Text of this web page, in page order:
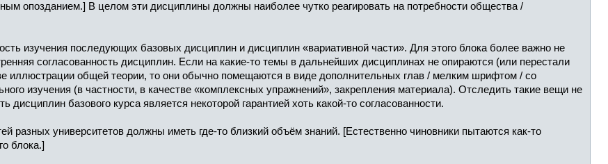
опозданием.] В целом эти дисциплины должны наиболее чутко реагировать на потребности общества /
изучения последующих базовых дисциплин и дисциплин «вариативной части». Для этого блока более важно не
согласованность дисциплин. Если на какие-то темы в дальнейших дисциплинах не опираются (или перестали
иллюстрации общей теории, то они обычно помещаются в виде дополнительных глав / мелким шрифтом / со
изучения (в частности, в качестве «комплексных упражнений», закрепления материала). Отследить такие вещи не
дисциплин базового курса является некоторой гарантией хоть какой-то согласованности.
разных университетов должны иметь где-то близкий объём знаний. [Естественно чиновники пытаются как-то
блока.]